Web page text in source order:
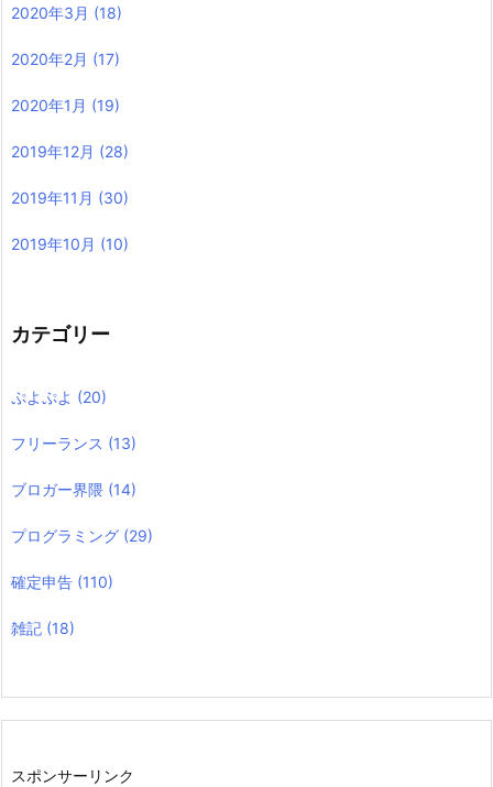
2020年3月 (18)
2020年2月 (17)
2020年1月 (19)
2019年12月 (28)
2019年11月 (30)
2019年10月 (10)
カテゴリー
ぷよぷよ (20)
フリーランス (13)
ブロガー界隈 (14)
プログラミング (29)
確定申告 (110)
雑記 (18)
スポンサーリンク